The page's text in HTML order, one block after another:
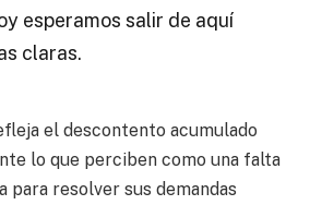
esperamos salir de aquí
claras.
el descontento acumulado
lo que perciben como una falta
para resolver sus demandas